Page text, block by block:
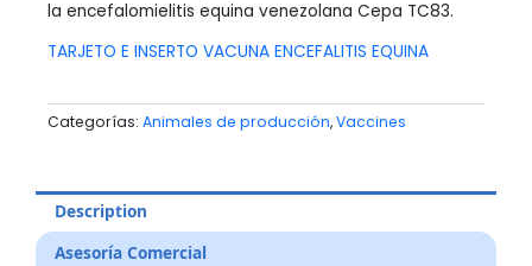
la encefalomielitis equina venezolana Cepa TC83.
TARJETO E INSERTO VACUNA ENCEFALITIS EQUINA
Categorías: Animales de producción,Vaccines
Description
Asesoría Comercial